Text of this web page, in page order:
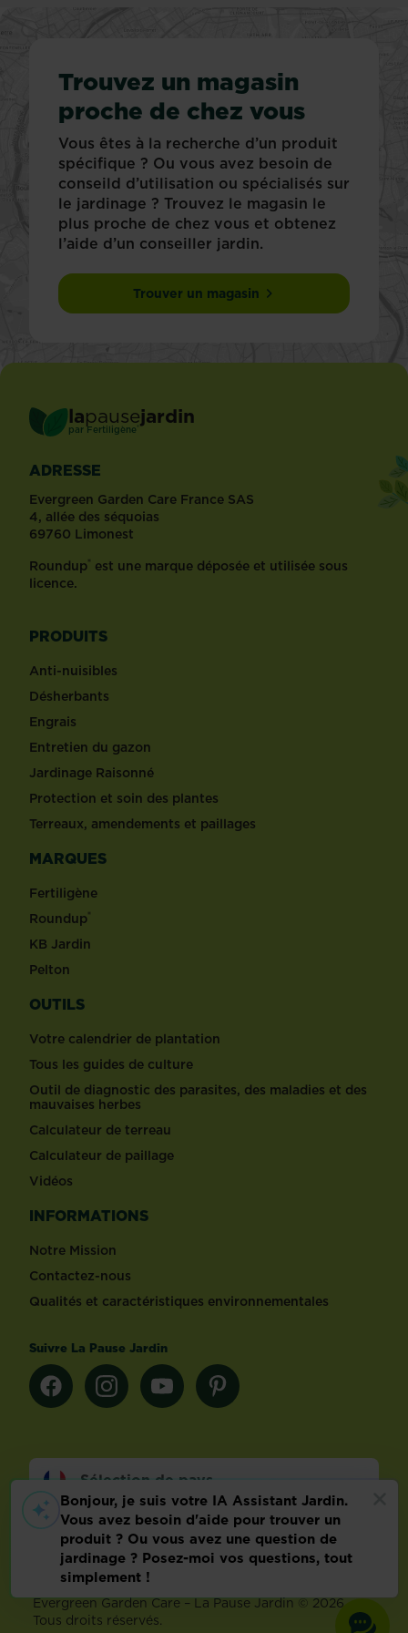
Trouvez un magasin
proche de chez vous
Vous êtes à la recherche d’un produit
spécifique ? Ou vous avez besoin de
conseild d’utilisation ou spécialisés sur
le jardinage ? Trouvez le magasin le
plus proche de chez vous et obtenez
l’aide d’un conseiller jardin.
Trouver un magasin
lapausejardin
par Fertiligène ®
ADRESSE
Evergreen Garden Care France SAS
4, allée des séquoias
69760 Limonest
Roundup® est une marque déposée et utilisée sous
licence.
PRODUITS
Anti-nuisibles
Désherbants
Engrais
Entretien du gazon
Jardinage Raisonné
Protection et soin des plantes
Terreaux, amendements et paillages
MARQUES
Fertiligène
Roundup®
KB Jardin
Pelton
OUTILS
Votre calendrier de plantation
Tous les guides de culture
Outil de diagnostic des parasites, des maladies et des
mauvaises herbes
Calculateur de terreau
Calculateur de paillage
Vidéos
INFORMATIONS
Notre Mission
Contactez-nous
Qualités et caractéristiques environnementales
Suivre La Pause Jardin
Sélection de pays
Footer
Mentions légalesFAQ
Politique relative aux données personnelles
Préférences de cookies
Evergreen Garden Care – La Pause Jardin © 2026 –
Tous droits réservés.